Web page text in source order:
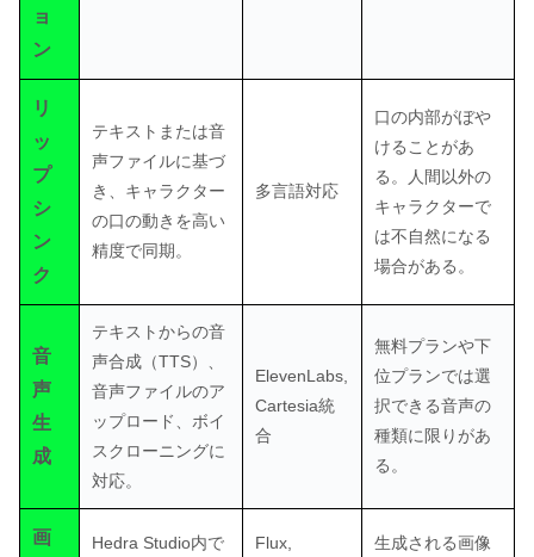
ョ
ン
リ
ッ
プ
シ
ン
ク
テキストまたは音
声ファイルに基づ
き、キャラクター
の口の動きを高い
精度で同期。
多言語対応
口の内部がぼや
けることがあ
る。人間以外の
キャラクターで
は不自然になる
場合がある。
音
声
生
成
テキストからの音
声合成（TTS）、
音声ファイルのア
ップロード、ボイ
スクローニングに
対応。
ElevenLabs,
Cartesia統
合
無料プランや下
位プランでは選
択できる音声の
種類に限りがあ
る。
画
Hedra Studio内で
Flux,
生成される画像